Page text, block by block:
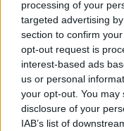
processing of your
targeted advertising
section to confirm
opt-out request is
interest-based ads
us or personal
your opt-out. You
disclosure of your
IAB’s list of
CIMKÉK
Ducati KTM
Előző cikk
Ducatiban gazdag első
Versenyzői nyilatkozatok